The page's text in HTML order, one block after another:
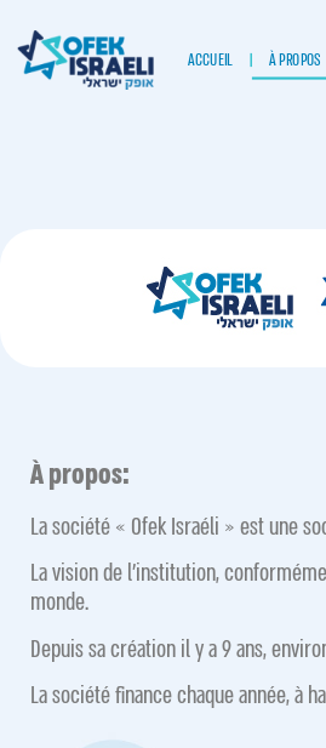
ACCUEIL À PROPOS
À propos:
La société « Ofek Israéli » est une
La vision de l’institution,
monde.
Depuis sa création il y a 9 ans,
La société finance chaque année, à